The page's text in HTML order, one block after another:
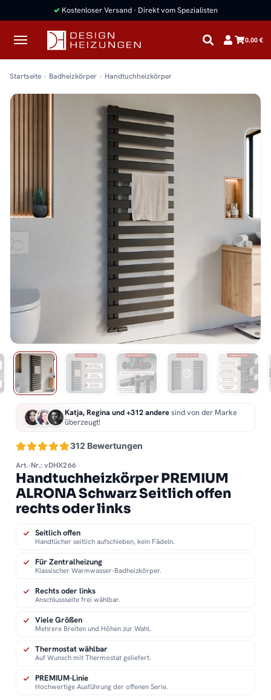
✓ Kostenloser Versand · Direkt vom Spezialisten
0,00 €
Startseite Badheizkörper Handtuchheizkörper
312 Bewertungen
Katja, Regina und +312 anderesind von der Marke
überzeugt!
Art.-Nr.: vDHX266
Handtuchheizkörper PREMIUM
ALRONA Schwarz Seitlich offen
rechts oder links
Seitlich offen
Handtücher seitlich aufschieben, kein Fädeln.
Für Zentralheizung
Klassischer Warmwasser-Badheizkörper.
Rechts oder links
Anschlussseite frei wählbar.
Viele Größen
Mehrere Breiten und Höhen zur Wahl.
Thermostat wählbar
Auf Wunsch mit Thermostat geliefert.
PREMIUM-Linie
Hochwertige Ausführung der offenen Serie.